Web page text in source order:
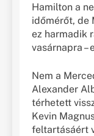
Hamilton a
időmérőt, de
ez harmadik
vasárnapra –
Nem a
Alexander
térhetett
Kevin
feltartásáért